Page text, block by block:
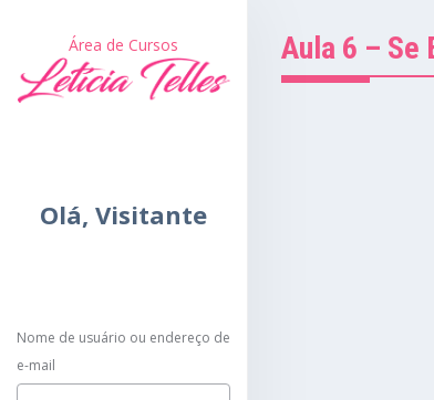
Área de Cursos
Olá, Visitante
Nome de usuário ou endereço de
e-mail
Aula 6 – Se